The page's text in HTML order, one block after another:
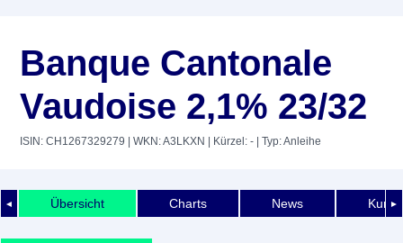
Banque Cantonale
Vaudoise 2,1% 23/32
ISIN: CH1267329279 | WKN: A3LKXN | Kürzel: - | Typ: Anleihe
◄ ►
Übersicht Charts News